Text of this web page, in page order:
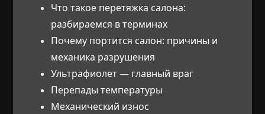
Что такое перетяжка салона:
разбираемся в терминах
Почему портится салон: причины и
механика разрушения
Ультрафиолет — главный враг
Перепады температуры
Механический износ